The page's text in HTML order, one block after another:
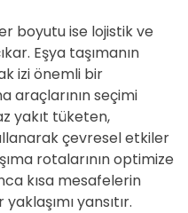
boyutu ise lojistik ve
Eşya taşımanın
izi önemli bir
araçlarının seçimi
yakıt tüketen,
çevresel etkiler
rotalarının optimize
kısa mesafelerin
yansıtır.